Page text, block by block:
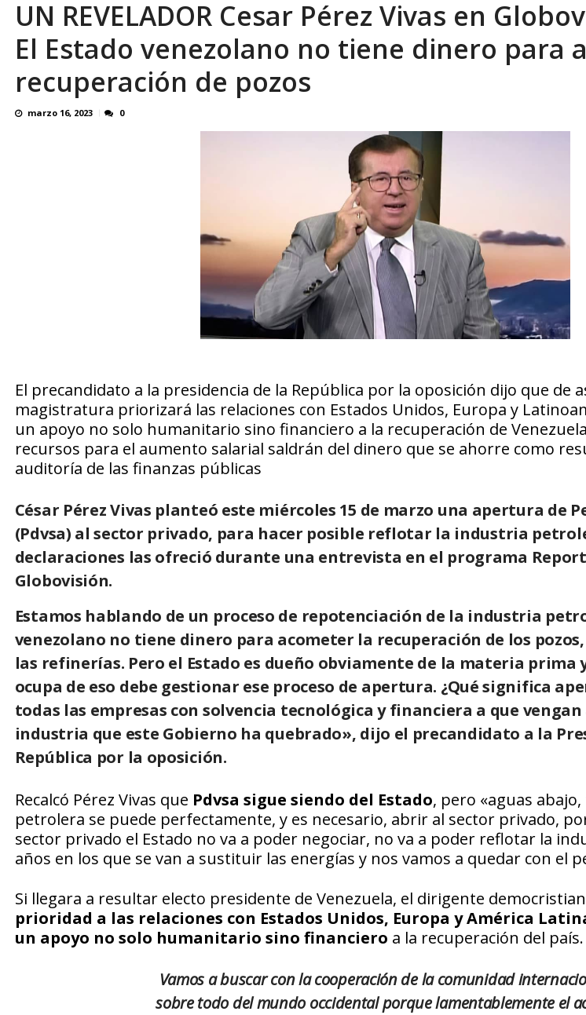
Reino Unido dejará millonaria donación médica en Venezuela tras finalizar su mis...
UN REVELADOR Cesar Pérez Vivas en
El Estado venezolano no tiene dinero para
recuperación de pozos
marzo 16, 2023 0
El precandidato a la presidencia de la República por la oposición dijo que de
magistratura priorizará las relaciones con Estados Unidos, Europa y
un apoyo no solo humanitario sino financiero a la recuperación de
recursos para el aumento salarial saldrán del dinero que se ahorre como
auditoría de las finanzas públicas
César Pérez Vivas planteó este miércoles 15 de marzo una apertura de
(Pdvsa) al sector privado, para hacer posible reflotar la industria
declaraciones las ofreció durante una entrevista en el programa
Globovisión.
Estamos hablando de un proceso de repotenciación de la industria
venezolano no tiene dinero para acometer la recuperación de los
las refinerías. Pero el Estado es dueño obviamente de la materia prima
ocupa de eso debe gestionar ese proceso de apertura. ¿Qué significa
todas las empresas con solvencia tecnológica y financiera a que
industria que este Gobierno ha quebrado», dijo el precandidato a la
República por la oposición.
Recalcó Pérez Vivas que Pdvsa sigue siendo del Estado, pero «aguas
petrolera se puede perfectamente, y es necesario, abrir al sector privado,
sector privado el Estado no va a poder negociar, no va a poder reflotar la
años en los que se van a sustituir las energías y nos vamos a quedar con el
Si llegara a resultar electo presidente de Venezuela, el dirigente
prioridad a las relaciones con Estados Unidos, Europa y América
un apoyo no solo humanitario sino financiero a la recuperación del país.
Vamos a buscar con la cooperación de la comunidad
sobre todo del mundo occidental porque lamentablemente el